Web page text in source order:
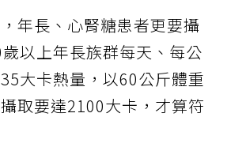
年長、心腎糖患者更要攝
以上年長族群每天、每公
大卡熱量，以60公斤體重
取要達2100大卡，才算符